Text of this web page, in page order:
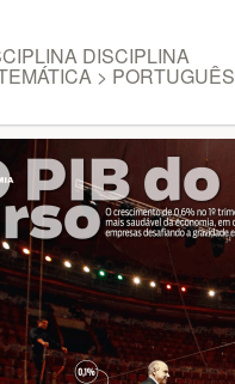
DISCIPLINA
> PORTUGUÊS